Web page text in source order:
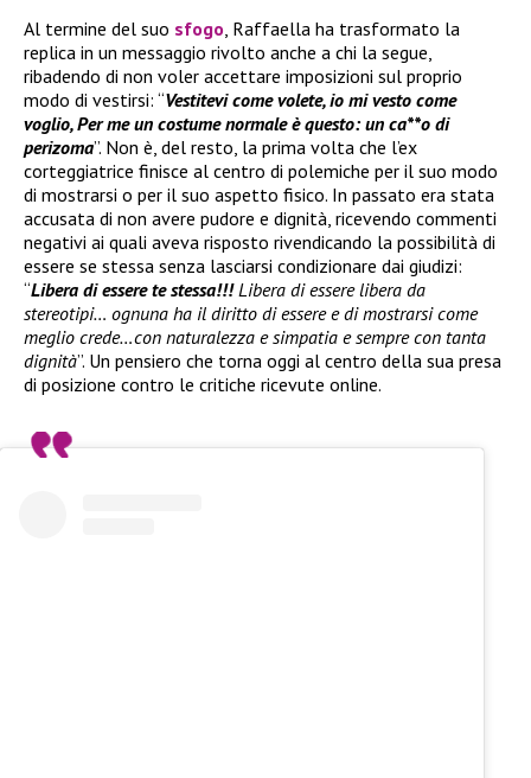
Al termine del suo sfogo, Raffaella ha trasformato la
replica in un messaggio rivolto anche a chi la segue,
ribadendo di non voler accettare imposizioni sul proprio
modo di vestirsi: “Vestitevi come volete, io mi vesto come
voglio, Per me un costume normale è questo: un ca**o di
perizoma”. Non è, del resto, la prima volta che l’ex
corteggiatrice finisce al centro di polemiche per il suo modo
di mostrarsi o per il suo aspetto fisico. In passato era stata
accusata di non avere pudore e dignità, ricevendo commenti
negativi ai quali aveva risposto rivendicando la possibilità di
essere se stessa senza lasciarsi condizionare dai giudizi:
“Libera di essere te stessa!!!Libera di essere libera da
stereotipi… ognuna ha il diritto di essere e di mostrarsi come
meglio crede…con naturalezza e simpatia e sempre con tanta
dignità”. Un pensiero che torna oggi al centro della sua presa
di posizione contro le critiche ricevute online.